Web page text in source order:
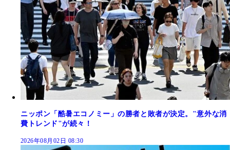
ニッポン「酷暑エコノミー」の勝者と敗者が決定。"意外な消
費トレンド"が続々！
2026年08月02日 08:30